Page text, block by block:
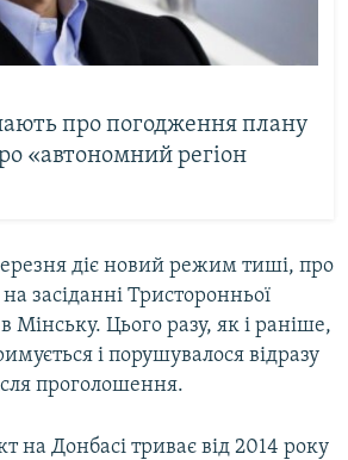
про погодження плану
«автономний регіон
діє новий режим тиші, про
засіданні Тристоронньої
Мінську. Цього разу, як і раніше,
і порушувалося відразу
проголошення.
на Донбасі триває від 2014 року